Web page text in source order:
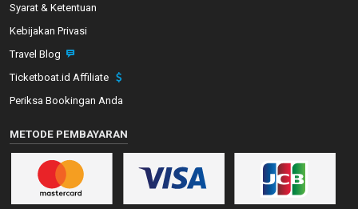
Syarat & Ketentuan
Kebijakan Privasi
Travel Blog
Ticketboat.id Affiliate
Periksa Bookingan Anda
METODE PEMBAYARAN